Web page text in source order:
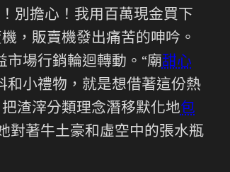
別擔心！我用百萬現金買下
，販賣機發出痛苦的呻吟。
場行銷輪迴轉動。“廟甜心
和小禮物，就是想借著這份熱
渣滓分類理念潛移默化地包
對著牛土豪和虛空中的張水瓶